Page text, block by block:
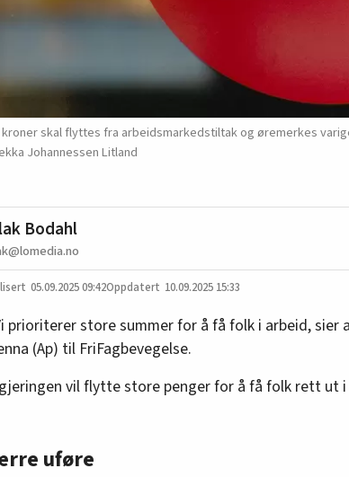
kroner skal flyttes fra arbeidsmarkedstiltak og øremerkes
Johannessen Litland
Bodahl
05.09.202509:42 10.09.2025 15:33
prioriterer store summer for å få folk i arbeid, sier
(Ap) til FriFagbevegelse.
vil flytte store penger for å få folk rett ut i
uføre